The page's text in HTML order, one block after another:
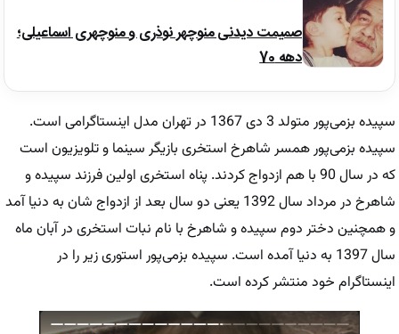
صمیمت دیدنی منوچهر نوذری و منوچهری اسماعیلی؛
دهه 70
سپیده بزمی‌پور متولد 3 دی 1367 در تهران مدل اینستاگرامی است.
سپیده بزمی‌پور همسر شاهرخ استخری بازیگر سینما و تلویزیون است
که در سال 90 با هم ازدواج کردند. پناه استخری اولین فرزند سپید‌‌ه و
شاهرخ در مرداد سال 1392 یعنی دو سال بعد از ازدواج شان به دنیا آمد
و همچنین دختر دوم سپید‌ه و شاهرخ با نام نبات استخری در آبان ماه
سال 1397 به دنیا آمده است. سپیده بزمی‌پور استوری زیر را در
اینستاگرام خود منتشر کرده است.